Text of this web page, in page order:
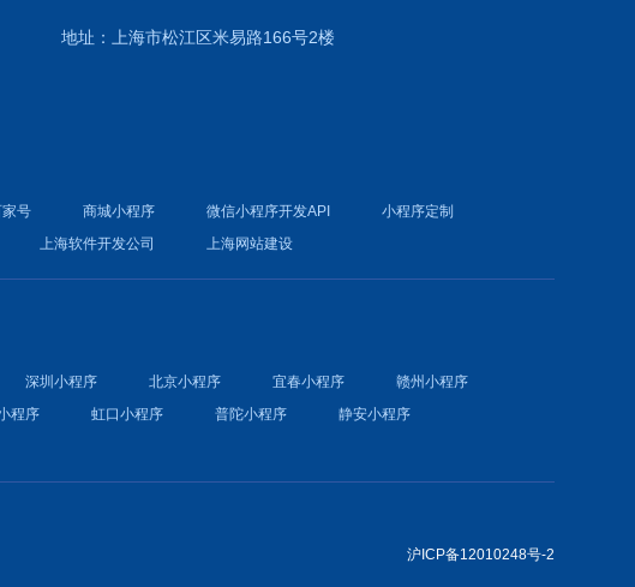
地址：上海市松江区米易路166号2楼
家号 商城小程序 微信小程序开发API
小程序定制
上海软件开发公司 上海网站建设
深圳小程序 北京小程序 宜春小程序
赣州小程序
程序 虹口小程序 普陀小程序
静安小程序
沪ICP备12010248号-2